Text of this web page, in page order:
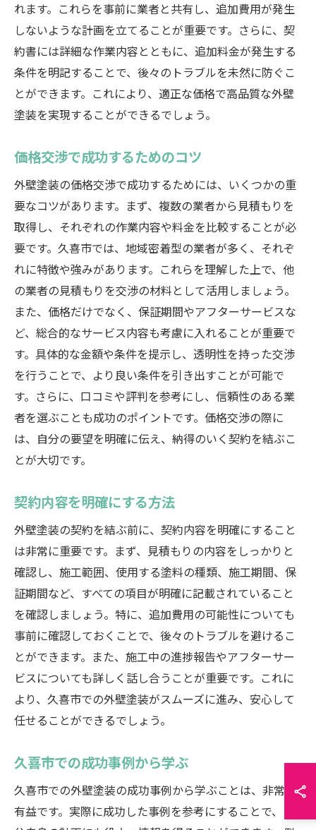
れます。これらを事前に業者と共有し、追加費用が発生
しないような計画を立てることが重要です。さらに、契
約書には詳細な作業内容とともに、追加料金が発生する
条件を明記することで、後々のトラブルを未然に防ぐこ
とができます。これにより、適正な価格で高品質な外壁
塗装を実現することができるでしょう。
価格交渉で成功するためのコツ
外壁塗装の価格交渉で成功するためには、いくつかの重
要なコツがあります。まず、複数の業者から見積もりを
取得し、それぞれの作業内容や料金を比較することが必
要です。久喜市では、地域密着型の業者が多く、それぞ
れに特徴や強みがあります。これらを理解した上で、他
の業者の見積もりを交渉の材料として活用しましょう。
また、価格だけでなく、保証期間やアフターサービスな
ど、総合的なサービス内容も考慮に入れることが重要で
す。具体的な金額や条件を提示し、透明性を持った交渉
を行うことで、より良い条件を引き出すことが可能で
す。さらに、口コミや評判を参考にし、信頼性のある業
者を選ぶことも成功のポイントです。価格交渉の際に
は、自分の要望を明確に伝え、納得のいく契約を結ぶこ
とが大切です。
契約内容を明確にする方法
外壁塗装の契約を結ぶ前に、契約内容を明確にすること
は非常に重要です。まず、見積もりの内容をしっかりと
確認し、施工範囲、使用する塗料の種類、施工期間、保
証期間など、すべての項目が明確に記載されていること
を確認しましょう。特に、追加費用の可能性についても
事前に確認しておくことで、後々のトラブルを避けるこ
とができます。また、施工中の進捗報告やアフターサー
ビスについても詳しく話し合うことが重要です。これに
より、久喜市での外壁塗装がスムーズに進み、安心して
任せることができるでしょう。
久喜市での成功事例から学ぶ
久喜市での外壁塗装の成功事例から学ぶことは、非常に
有益です。実際に成功した事例を参考にすることで、自